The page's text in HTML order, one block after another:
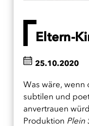
Eltern-
Was wäre, wenn
subtilen und
anvertrauen
Produktion Plein
25.10.2020